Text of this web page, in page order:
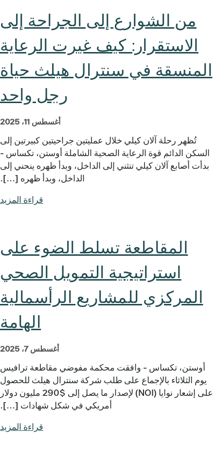
من الشوارع إلى الجراحة إلى
الاستقرار: كيف غيرت الرعاية
المنسقة في سنترال هيلث حياة
رجل واحد
أغسطس 11، 2025
تُظهر رحلة آلان كيلي خلال عمليتين جراحيتين كبيرتين إلى
السكن الدائم قوة الرعاية الصحية الشاملة أوستن، تكساس -
بدأت أصابع آلان كيلي تنثني إلى الداخل، وبدأ ظهره ينحني إلى
الداخل، وبدأ ظهره [...].
قراءة المزيد
المقاطعة تسلط الضوء على
استراتيجية التمويل الصحي
المركزي للمشاريع الرأسمالية
الهامة
أغسطس 7، 2025
أوستن، تكساس - وافقت محكمة مفوضي مقاطعة ترافيس
يوم الثلاثاء بالإجماع على طلب شركة سنترال هيلث للحصول
على إشعار نوايا (NOI) لإصدار ما يصل إلى $290 مليون دولار
أمريكي في شكل شهادات [...].
قراءة المزيد